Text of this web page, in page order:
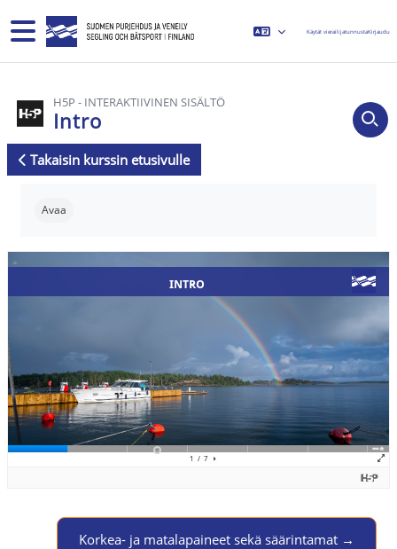
Sivupaneeli Käytät vierailijatunnustaKirjaudu
H5P - INTERAKTIIVINEN SISÄLTÖ
Intro
Takaisin kurssin etusivulle
Avaa
Jump to activity
Korkea- ja matalapaineet sekä säärintamat →